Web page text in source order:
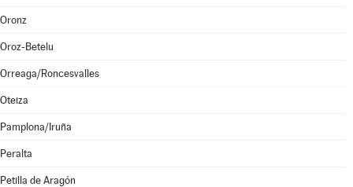
Oronz
Oroz-Betelu
Orreaga/Roncesvalles
Oteiza
Pamplona/Iruña
Peralta
Petilla de Aragón